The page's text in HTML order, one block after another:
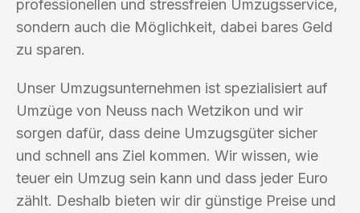
professionellen und stressfreien Umzugsservice,
sondern auch die Möglichkeit, dabei bares Geld
zu sparen.
Unser Umzugsunternehmen ist spezialisiert auf
Umzüge von Neuss nach Wetzikon und wir
sorgen dafür, dass deine Umzugsgüter sicher
und schnell ans Ziel kommen. Wir wissen, wie
teuer ein Umzug sein kann und dass jeder Euro
zählt. Deshalb bieten wir dir günstige Preise und